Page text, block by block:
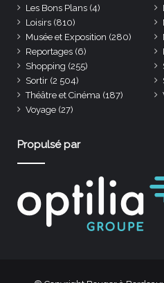
Les Bons Plans (4)
Loisirs (810)
Musée et Exposition (280)
Reportages (6)
Shopping (255)
Sortir (2 504)
Théâtre et Cinéma (187)
Voyage (27)
Propulsé par